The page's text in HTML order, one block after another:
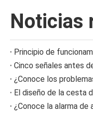
Noticias